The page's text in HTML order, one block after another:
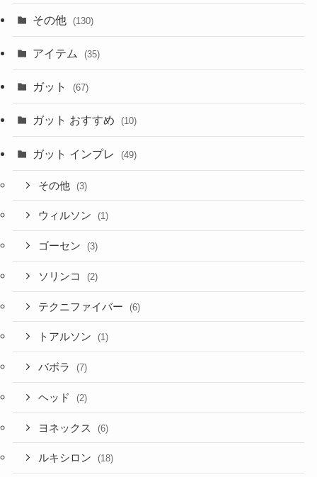
その他 (130)
アイテム (35)
ガット (67)
ガット おすすめ (10)
ガット インプレ (49)
その他 (3)
ウィルソン (1)
ゴーセン (3)
ソリンコ (2)
テクニファイバー (6)
トアルソン (1)
バボラ (7)
ヘッド (2)
ヨネックス (6)
ルキシロン (18)